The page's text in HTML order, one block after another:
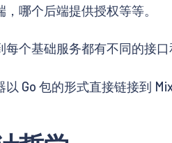
，哪个后端提供授权等等。
每个基础服务都有不同的接
以 Go 包的形式直接链接到